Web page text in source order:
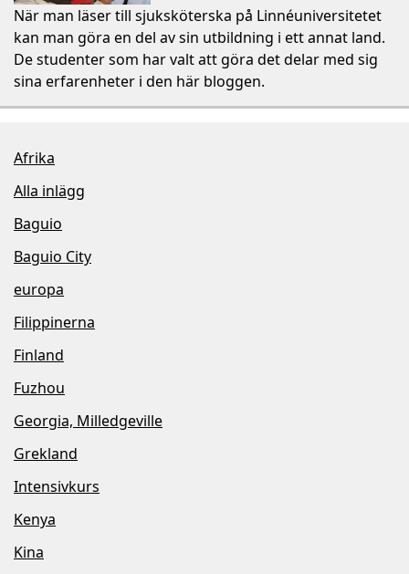
När man läser till sjuksköterska på Linnéuniversitetet
kan man göra en del av sin utbildning i ett annat land.
De studenter som har valt att göra det delar med sig
sina erfarenheter i den här bloggen.
Afrika
Alla inlägg
Baguio
Baguio City
europa
Filippinerna
Finland
Fuzhou
Georgia, Milledgeville
Grekland
Intensivkurs
Kenya
Kina